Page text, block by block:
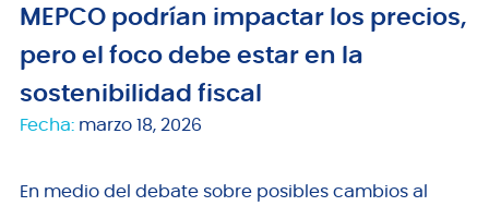
MEPCO podrían impactar los precios,
pero el foco debe estar en la
sostenibilidad fiscal
Fecha: marzo 18, 2026
En medio del debate sobre posibles cambios al